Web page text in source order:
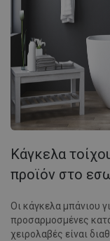
Κάγκελα
προϊόν στο
Οι κάγκελα μπάνιου
προσαρμοσμένες
χειρολαβές είναι